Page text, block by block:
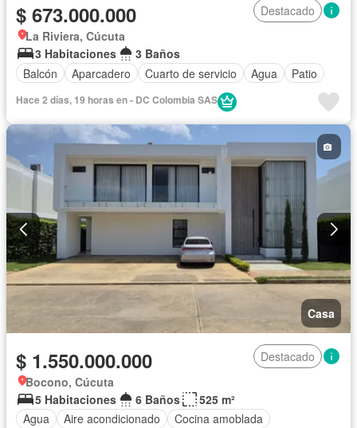
$ 673.000.000
Destacado
La Riviera, Cúcuta
3 Habitaciones
3 Baños
Balcón
Aparcadero Cuarto de servicio Agua Patio
Hace 2 días, 19 horas en - DC Colombia SAS
Casa
$ 1.550.000.000
Destacado
Bocono, Cúcuta
5 Habitaciones
6 Baños
525 m²
Agua
Aire acondicionado
Cocina amoblada